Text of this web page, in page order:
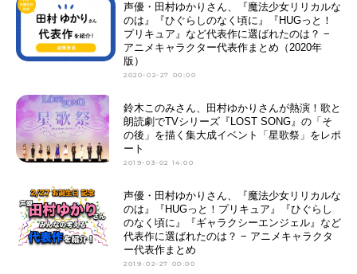
声優・田村ゆかりさん、『魔法少女リリカルな
のは』『ひぐらしのなく頃に』『HUGっと！
プリキュア』など代表作に選ばれたのは？ −
アニメキャラクター代表作まとめ（2020年
版）
2020-02-27 00:00
鈴木このみさん、田村ゆかりさんが熱演！歌と
朗読劇でTVシリーズ『LOST SONG』の「そ
の後」を描く集大成イベント「星歌祭」をレポ
ート
2019-03-02 14:00
声優・田村ゆかりさん、『魔法少女リリカルな
のは』『HUGっと！プリキュア』『ひぐらし
のなく頃に』『ギャラクシーエンジェル』など
代表作に選ばれたのは？ − アニメキャラクタ
ー代表作まとめ
2019-02-27 00:00